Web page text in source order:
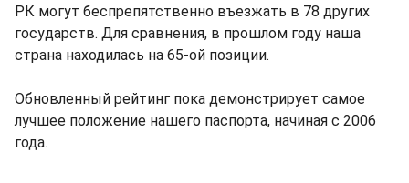
РК могут беспрепятственно въезжать в 78 других
государств. Для сравнения, в прошлом году наша
страна находилась на 65-ой позиции.
Обновленный рейтинг пока демонстрирует самое
лучшее положение нашего паспорта, начиная с 2006
года.